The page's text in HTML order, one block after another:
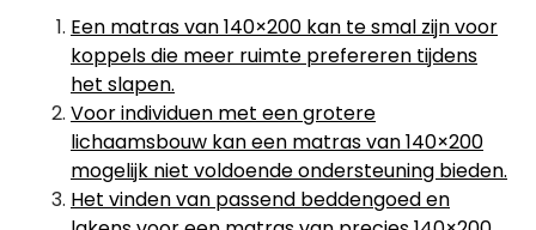
Een matras van 140×200 kan te smal zijn voor
koppels die meer ruimte prefereren tijdens
het slapen.
Voor individuen met een grotere
lichaamsbouw kan een matras van 140×200
mogelijk niet voldoende ondersteuning bieden.
Het vinden van passend beddengoed en